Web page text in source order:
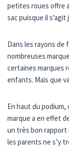
petites roues offre
sac puisque il
Dans les rayons de
nombreuses
certaines marques
enfants. Mais que
En haut du
marque a en effet
un très bon rapport
les parents ne s’y